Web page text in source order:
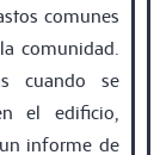
comunes
comunidad.
cuando se
el ediﬁcio,
informe de